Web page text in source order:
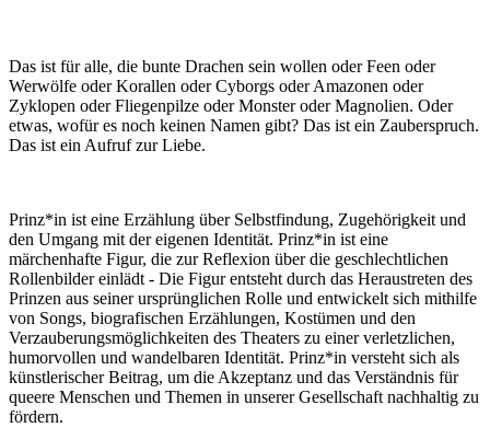
Das ist für alle, die bunte Drachen sein wollen oder Feen oder
Werwölfe oder Korallen oder Cyborgs oder Amazonen oder
Zyklopen oder Fliegenpilze oder Monster oder Magnolien. Oder
etwas, wofür es noch keinen Namen gibt? Das ist ein Zauberspruch.
Das ist ein Aufruf zur Liebe.
Prinz*in ist eine Erzählung über Selbstfindung, Zugehörigkeit und
den Umgang mit der eigenen Identität. Prinz*in ist eine
märchenhafte Figur, die zur Reflexion über die geschlechtlichen
Rollenbilder einlädt - Die Figur entsteht durch das Heraustreten des
Prinzen aus seiner ursprünglichen Rolle und entwickelt sich mithilfe
von Songs, biografischen Erzählungen, Kostümen und den
Verzauberungsmöglichkeiten des Theaters zu einer verletzlichen,
humorvollen und wandelbaren Identität. Prinz*in versteht sich als
künstlerischer Beitrag, um die Akzeptanz und das Verständnis für
queere Menschen und Themen in unserer Gesellschaft nachhaltig zu
fördern.